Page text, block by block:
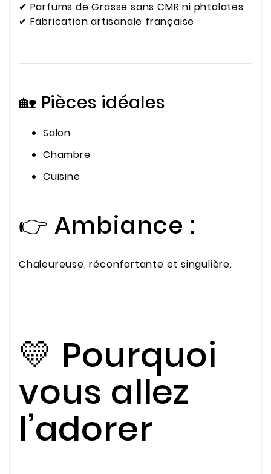
✔ Parfums de Grasse sans CMR ni phtalates
✔ Fabrication artisanale française
🏡 Pièces idéales
Salon
Chambre
Cuisine
👉 Ambiance :
Chaleureuse, réconfortante et singulière.
💛 Pourquoi
vous allez
l’adorer